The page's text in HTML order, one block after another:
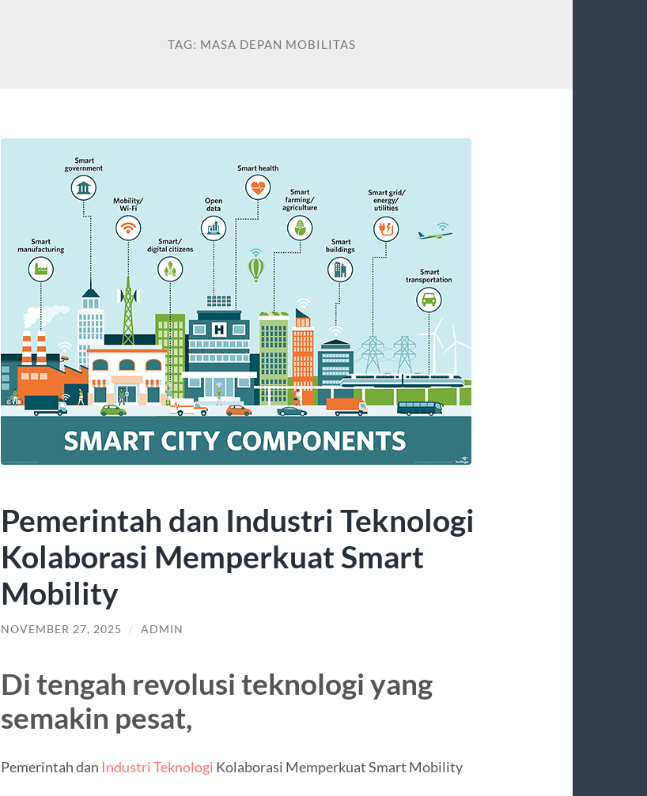
TAG: MASA DEPAN MOBILITAS
Pemerintah dan Industri Teknologi
Kolaborasi Memperkuat Smart
Mobility
NOVEMBER 27, 2025 / ADMIN
Di tengah revolusi teknologi yang
semakin pesat,
Pemerintah dan Industri Teknologi Kolaborasi Memperkuat Smart Mobility